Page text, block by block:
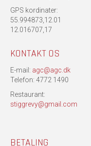
GPS kordinater:
55.994873,12.01
12.016707,17
KONTAKT OS
E-mail: agc@agc.dk
Telefon: 4772 1490
Restaurant:
stiggrevy@gmail.com
BETALING